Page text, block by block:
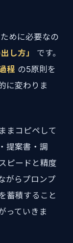
めに必要なの
し方」
です。
程 の5原則を
に変わりま
まコピペして
提案書・調
ピードと精度
がらプロンプ
蓄積すること
っていきま